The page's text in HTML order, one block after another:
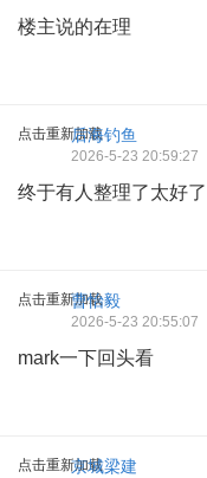
楼主说的在理
点击重新加载后海钓鱼
2026-5-23 20:59:27
终于有人整理了太好了
点击重新加载
曹怡毅
2026-5-23 20:55:07
mark一下回头看
点击重新加载京城梁建